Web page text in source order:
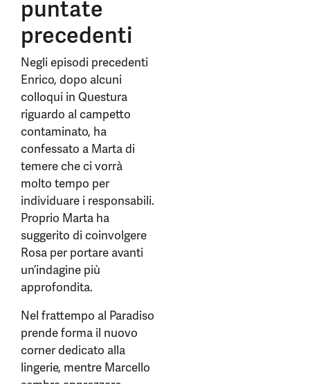
puntate
precedenti
Negli episodi precedenti
Enrico, dopo alcuni
colloqui in Questura
riguardo al campetto
contaminato, ha
confessato a Marta di
temere che ci vorrà
molto tempo per
individuare i responsabili.
Proprio Marta ha
suggerito di coinvolgere
Rosa per portare avanti
un’indagine più
approfondita.
Nel frattempo al Paradiso
prende forma il nuovo
corner dedicato alla
lingerie, mentre Marcello